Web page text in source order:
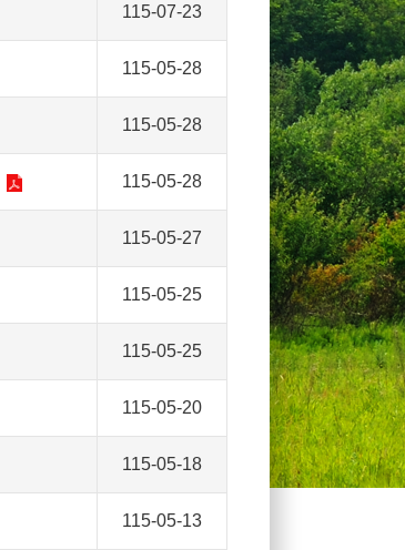
115-07-23
115-05-28
115-05-28
115-05-28
115-05-27
115-05-25
115-05-25
115-05-20
115-05-18
115-05-13